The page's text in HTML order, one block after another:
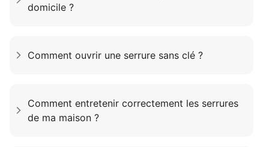
domicile ?
Comment ouvrir une serrure sans clé ?
Comment entretenir correctement les serrures
de ma maison ?